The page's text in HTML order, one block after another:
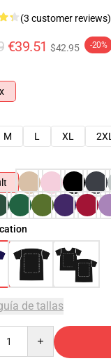
(3 customer reviews)
€39.51 $42.95 -20%
M L XL 2XL
de tallas